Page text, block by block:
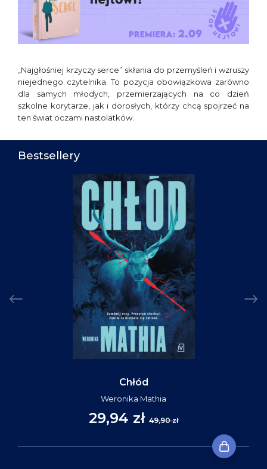
„Najgłośniej krzyczy serce” skłania do przemyśleń i wzruszy
niejednego czytelnika. To pozycja obowiązkowa zarówno
dla samych młodych, przemierzających na co dzień
szkolne korytarze, jak i dorosłych, którzy chcą spojrzeć na
ten świat oczami nastolatków.
Bestsellery
Chłód
Weronika Mathia
29,94 zł 49,90 zł